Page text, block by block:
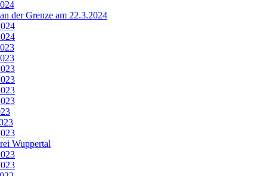
der Grenze am 22.3.2024
Wuppertal